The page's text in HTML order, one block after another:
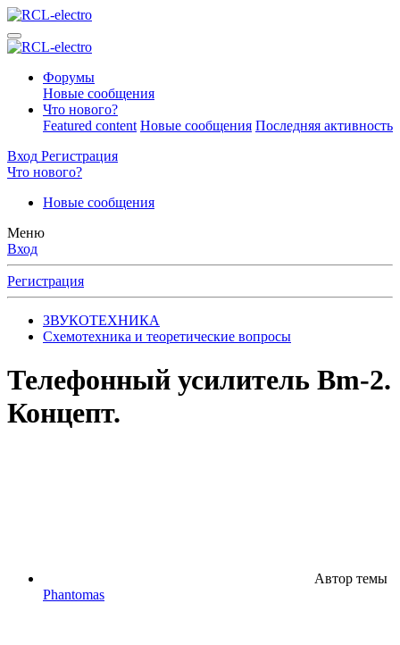
Форумы
Новые сообщения
Что нового?
Featured content Новые сообщения Последняя активность
Вход Регистрация
Что нового?
Новые сообщения
Меню
Вход
Регистрация
ЗВУКОТЕХНИКА
Схемотехника и теоретические вопросы
Телефонный усилитель Bm-2.
Концепт.
Автор темы
Phantomas